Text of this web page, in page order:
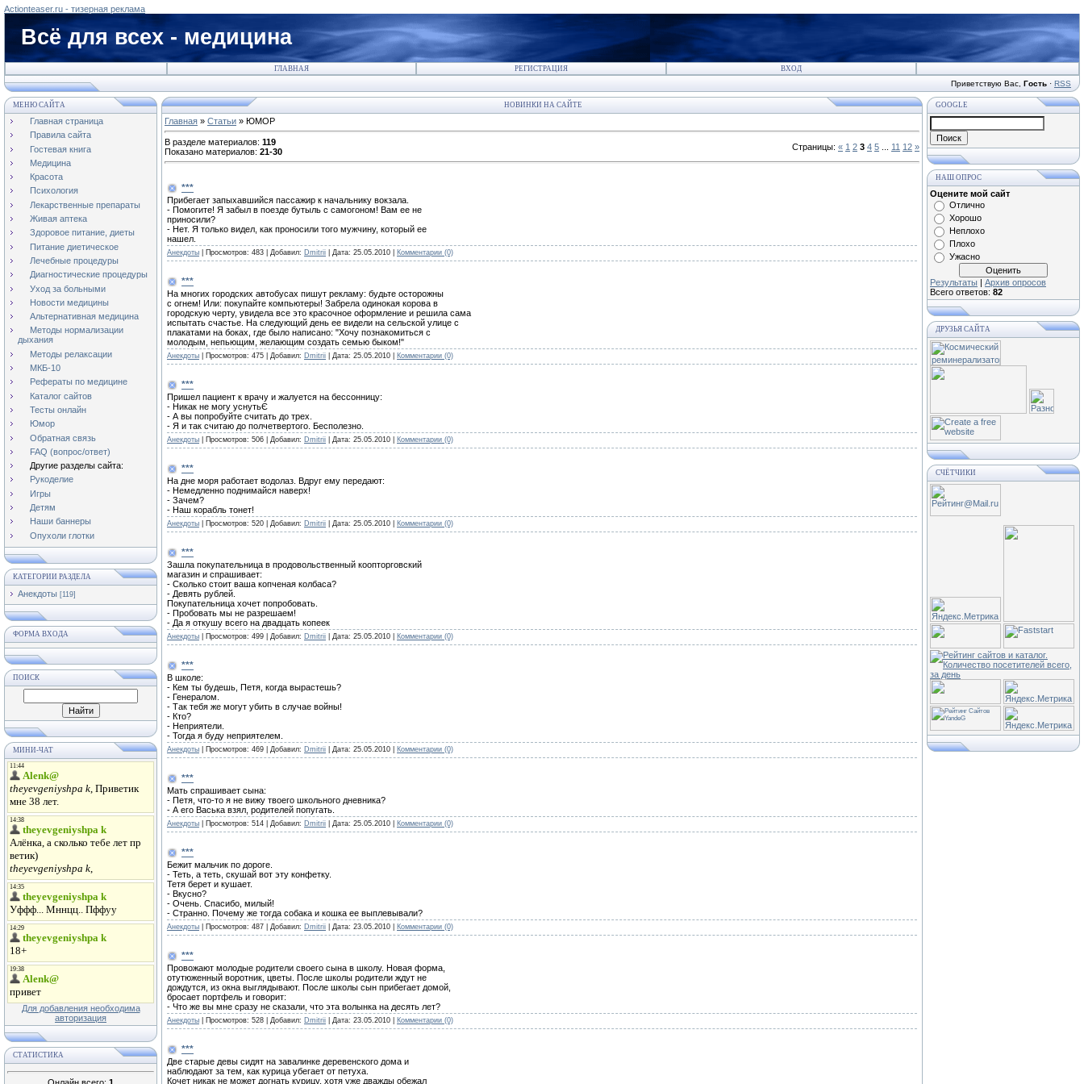
Actionteaser.ru - тизерная реклама
Всё для всех - медицина
ГЛАВНАЯ РЕГИСТРАЦИЯ ВХОД
Приветствую Вас Гость · RSS
МЕНЮ САЙТА
Главная страница
Правила сайта
Гостевая книга
Медицина
Красота
Психология
Лекарственные препараты
Живая аптека
Здоровое питание, диеты
Питание диетическое
Лечебные процедуры
Диагностические процедуры
Уход за больными
Новости медицины
Альтернативная медицина
Методы нормализации
дыхания
Методы релаксации
МКБ-10
Рефераты по медицине
Каталог сайтов
Тесты онлайн
Юмор
Обратная связь
FAQ (вопрос/ответ)
Другие разделы сайта:
Рукоделие
Игры
Детям
Наши баннеры
Опухоли глотки
КАТЕГОРИИ РАЗДЕЛА
Анекдоты [119]
ФОРМА ВХОДА
ПОИСК
МИНИ-ЧАТ
Для добавления необходима
авторизация
СТАТИСТИКА
НОВИНКИ НА САЙТЕ
Главная » Статьи » ЮМОР
В разделе материалов: 119
Показано материалов: 21-30 Страницы: « 1 2 3 4 5 11 12 »
***
Прибегает запыхавшийся пассажир к начальнику вокзала.
- Помогите! Я забыл в поезде бутыль с самогоном! Вам ее не
приносили?
- Нет. Я только видел, как проносили того мужчину, который ее
нашел.
Анекдоты Просмотров: 483 Добавил: Dmitrii Дата: 25.05.2010 Комментарии (0)
***
На многих городских автобусах пишут рекламу: будьте осторожны
с огнем! Или: покупайте компьютеры! Забрела одинокая корова в
городскую черту, увидела все это красочное оформление и решила сама
испытать счастье. На следующий день ее видели на сельской улице с
плакатами на боках, где было написано: "Хочу познакомиться с
молодым, непьющим, желающим создать семью быком!"
Анекдоты Просмотров: 475 Добавил: Dmitrii Дата: 25.05.2010 Комментарии (0)
***
Пришел пациент к врачу и жалуется на бессонницу:
- Никак не могу уснутьЄ
- А вы попробуйте считать до трех.
- Я и так считаю до полчетвертого. Бесполезно.
Анекдоты Просмотров: 506 Добавил: Dmitrii Дата: 25.05.2010 Комментарии (0)
***
На дне моря работает водолаз. Вдруг ему передают:
- Немедленно поднимайся наверх!
- Зачем?
- Наш корабль тонет!
Анекдоты Просмотров: 520 Добавил: Dmitrii Дата: 25.05.2010 Комментарии (0)
***
Зашла покупательница в продовольственный коопторговский
магазин и спрашивает:
- Сколько стоит ваша копченая колбаса?
- Девять рублей.
Покупательница хочет попробовать.
- Пробовать мы не разрешаем!
- Да я откушу всего на двадцать копеек
Анекдоты Просмотров: 499 Добавил: Dmitrii Дата: 25.05.2010 Комментарии (0)
***
В школе:
- Кем ты будешь, Петя, когда вырастешь?
- Генералом.
- Так тебя же могут убить в случае войны!
- Кто?
- Неприятели.
- Тогда я буду неприятелем.
Анекдоты Просмотров: 469 Добавил: Dmitrii Дата: 25.05.2010 Комментарии (0)
***
Мать спрашивает сына:
- Петя, что-то я не вижу твоего школьного дневника?
- А его Васька взял, родителей попугать.
Анекдоты Просмотров: 514 Добавил: Dmitrii Дата: 25.05.2010 Комментарии (0)
***
Бежит мальчик по дороге.
- Теть, а теть, скушай вот эту конфетку.
Тетя берет и кушает.
- Вкусно?
- Очень. Спасибо, милый!
- Странно. Почему же тогда собака и кошка ее выплевывали?
Анекдоты Просмотров: 487 Добавил: Dmitrii Дата: 23.05.2010 Комментарии (0)
***
Провожают молодые родители своего сына в школу. Новая форма,
отутюженный воротник, цветы. После школы родители ждут не
дождутся, из окна выглядывают. После школы сын прибегает домой,
бросает портфель и говорит:
- Что же вы мне сразу не сказали, что эта волынка на десять лет?
Анекдоты Просмотров: 528 Добавил: Dmitrii Дата: 23.05.2010 Комментарии (0)
***
Две старые девы сидят на завалинке деревенского дома и
наблюдают за тем, как курица убегает от петуха.
Кочет никак не может догнать курицу, хотя уже дважды обежал
GOOGLE
НАШ ОПРОС
Оцените мой сайт
Отлично
Хорошо
Неплохо
Плохо
Ужасно
Результаты | Архив опросов
Всего ответов: 82
ДРУЗЬЯ САЙТА
СЧЁТЧИКИ